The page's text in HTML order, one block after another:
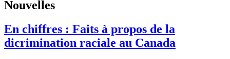
Nouvelles
En chiffres : Faits à propos de la
dicrimination raciale au Canada